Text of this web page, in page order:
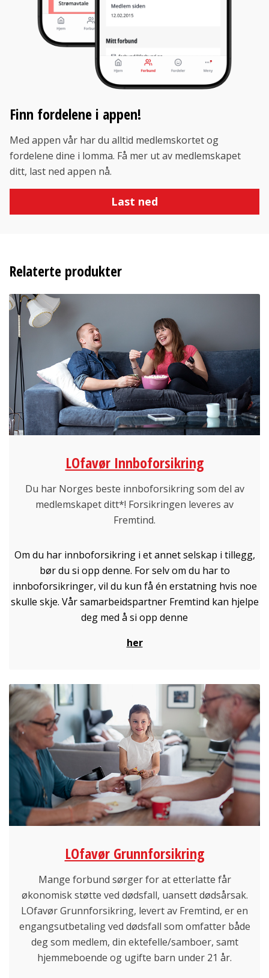
Finn fordelene i appen!
Med appen vår har du alltid medlemskortet og
fordelene dine i lomma. Få mer ut av medlemskapet
ditt, last ned appen nå.
Last ned
Relaterte produkter
LOfavør Innboforsikring
Du har Norges beste innboforsikring som del av
medlemskapet ditt*! Forsikringen leveres av
Fremtind.
Om du har innboforsikring i et annet selskap i tillegg,
bør du si opp denne. For selv om du har to
innboforsikringer, vil du kun få én erstatning hvis noe
skulle skje. Vår samarbeidspartner Fremtind kan hjelpe
deg med å si opp denne
her
LOfavør Grunnforsikring
Mange forbund sørger for at etterlatte får
økonomisk støtte ved dødsfall, uansett dødsårsak.
LOfavør Grunnforsikring, levert av Fremtind, er en
engangsutbetaling ved dødsfall som omfatter både
deg som medlem, din ektefelle/samboer, samt
hjemmeboende og ugifte barn under 21 år.